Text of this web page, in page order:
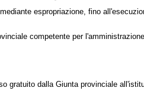
espropriazione, fino
competente per
dalla Giunta provinciale